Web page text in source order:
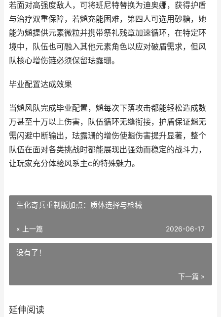
若面对高强度敌人，可将班尼特替换为迪奥娜，获得护盾
与治疗双重保障，若魈充能困难，第四人可选用砂糖，她
能为魈提供元素微粒并携带祭礼残章加速循环，在特定环
境中，队伍也可融入其他元素角色以应对破盾需求，但风
队核心增伤链必须保留珐露珊。
毕业配置达成效果
当魈风队完成毕业配置，魈每次下落攻击都能轻松造成数
万甚至十万以上伤害，队伍循环无缝衔接，护盾保证魈无
需闪避中断输出，珐露珊的增伤使魈伤害提升显著，整个
队伍在面对各类挑战时都能展现出强劲而稳定的战斗力，
让玩家充分体验风系主c的特殊魅力。
生化奇兵重制版加点：质体选择与枪械
« 上一篇 2026-06-17
没有了！
下一篇 »
延伸阅读